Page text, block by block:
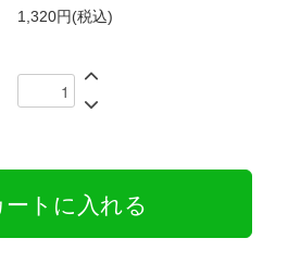
1,320円(税込)